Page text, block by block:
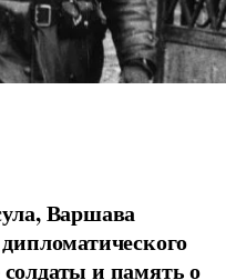
Варшава
и память о